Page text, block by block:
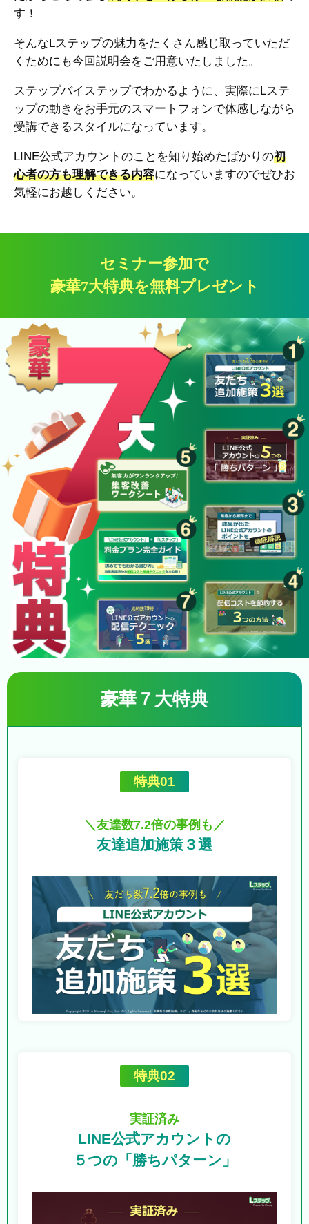
す！
そんなLステップの魅力をたくさん感じ取っていただ
くためにも今回説明会をご用意いたしました。
ステップバイステップでわかるように、実際にLステ
ップの動きをお手元のスマートフォンで体感しながら
受講できるスタイルになっています。
LINE公式アカウントのことを知り始めたばかりの初
心者の方も理解できる内容になっていますのでぜひお
気軽にお越しください。
セミナー参加で
豪華7大特典を無料プレゼント
豪華７大特典
特典01
＼友達数7.2倍の事例も／
友達追加施策３選
特典02
実証済み
LINE公式アカウントの
５つの「勝ちパターン」